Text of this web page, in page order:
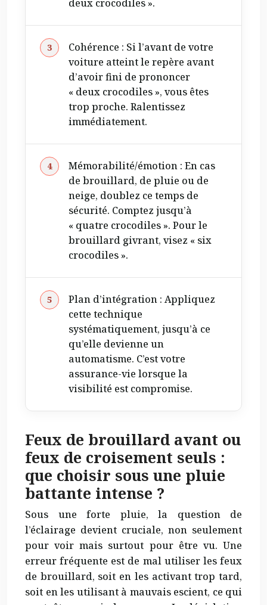
deux crocodiles ».
Cohérence : Si l’avant de votre
voiture atteint le repère avant
d’avoir fini de prononcer
« deux crocodiles », vous êtes
trop proche. Ralentissez
immédiatement.
Mémorabilité/émotion : En cas
de brouillard, de pluie ou de
neige, doublez ce temps de
sécurité. Comptez jusqu’à
« quatre crocodiles ». Pour le
brouillard givrant, visez « six
crocodiles ».
Plan d’intégration : Appliquez
cette technique
systématiquement, jusqu’à ce
qu’elle devienne un
automatisme. C’est votre
assurance-vie lorsque la
visibilité est compromise.
Feux de brouillard avant ou
feux de croisement seuls :
que choisir sous une pluie
battante intense ?
Sous une forte pluie, la question de
l’éclairage devient cruciale, non seulement
pour voir mais surtout pour être vu. Une
erreur fréquente est de mal utiliser les feux
de brouillard, soit en les activant trop tard,
soit en les utilisant à mauvais escient, ce qui